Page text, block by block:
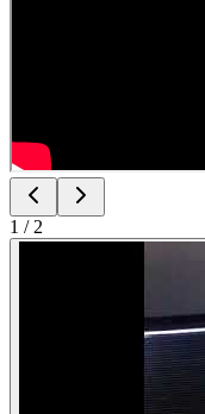
1 / 2